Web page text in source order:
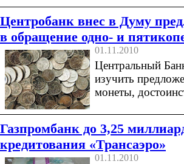
Центробанк внес в Думу
в обращение одно- и
01.11.2010
Центральный
изучить
монеты,
Газпромбанк до 3,25
кредитования «Трансаэро»
01.11.2010